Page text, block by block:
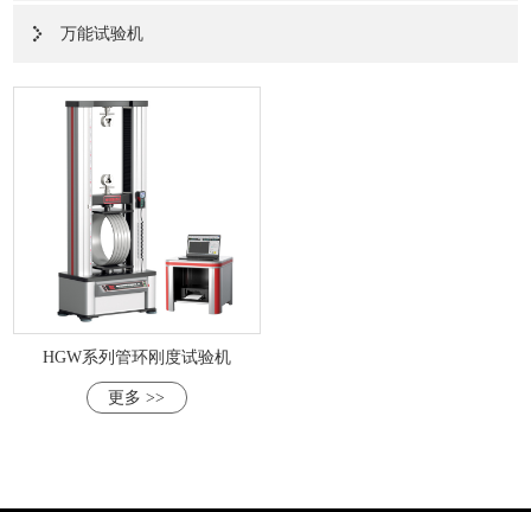
万能试验机
HGW系列管环刚度试验机
更多 >>